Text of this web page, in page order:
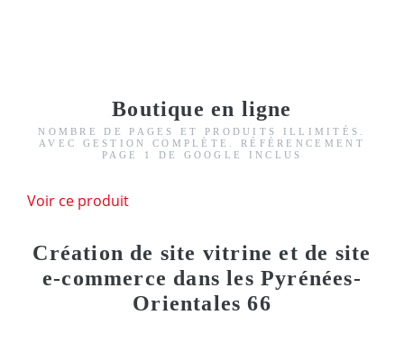
Boutique en ligne
NOMBRE DE PAGES ET PRODUITS ILLIMITÉS.
AVEC GESTION COMPLÈTE. RÉFÉRENCEMENT
PAGE 1 DE GOOGLE INCLUS
Voir ce produit
Création de site vitrine et de site
e-commerce dans les Pyrénées-
Orientales 66